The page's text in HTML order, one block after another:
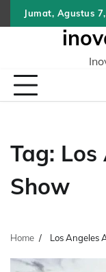
to
Jumat, Agustus
Tag: Los
Show
Home Los Angeles